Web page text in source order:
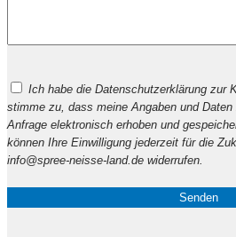
lasse
Feld
leer.
Ich habe die Datenschutzerklärung zur
stimme zu, dass meine Angaben und
Anfrage elektronisch erhoben und
können Ihre Einwilligung jederzeit für die
info@spree-neisse-land.de widerrufen.